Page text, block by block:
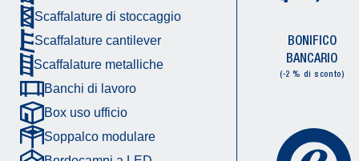
Scaffalature di stoccaggio
Scaffalature cantilever
Scaffalature metalliche
Banchi di lavoro
Box uso ufficio
Soppalco modulare
BONIFICO
BANCARIO
(-2 % di sconto)